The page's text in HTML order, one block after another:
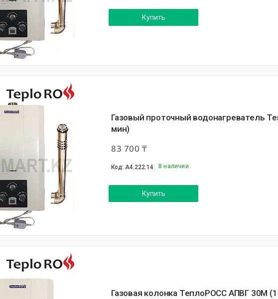
Купить
Газовый проточный водонагреватель
мин)
83 700 ₸
А4.222.14 В наличии
Купить
Газовая колонка ТеплоРОСС АПВГ 30M